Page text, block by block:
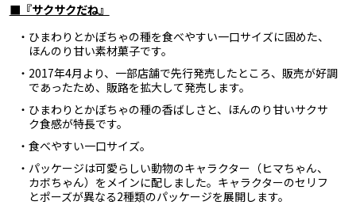
■『サクサクだね』
・ひまわりとかぼちゃの種を食べやすい一口サイズに固めた、
ほんのり甘い素材菓子です。
・2017年4月より、一部店舗で先行発売したところ、販売が好調
であったため、販路を拡大して発売します。
・ひまわりとかぼちゃの種の香ばしさと、ほんのり甘いサクサ
ク食感が特長です。
・食べやすい一口サイズ。
・パッケージは可愛らしい動物のキャラクター（ヒマちゃん、
カボちゃん）をメインに配しました。キャラクターのセリフ
とポーズが異なる2種類のパッケージを展開します。